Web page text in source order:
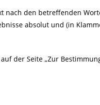
den betreffenden
absolut und (in
der Seite „Zur